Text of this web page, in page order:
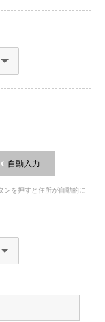
自動入力
ンを押すと住所が自動的に